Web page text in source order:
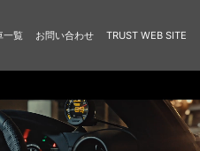
一覧 お問い合わせ TRUST WEB SITE